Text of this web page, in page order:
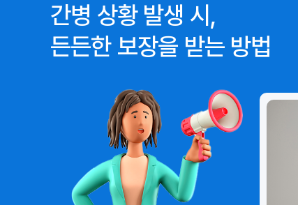
간병 상황 발생 시,
든든한 보장을 받는 방법